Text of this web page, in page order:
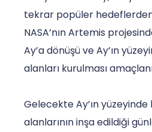
tekrar popüler
NASA’nın Artemis
Ay’a dönüşü ve Ay’ın
alanları kurulması
Gelecekte Ay’ın yüzeyinde
alanlarının inşa edildiği